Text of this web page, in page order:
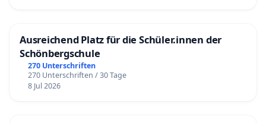
Ausreichend Platz für die Schüler.innen der
Schönbergschule
270 Unterschriften
270 Unterschriften / 30 Tage
8 Jul 2026